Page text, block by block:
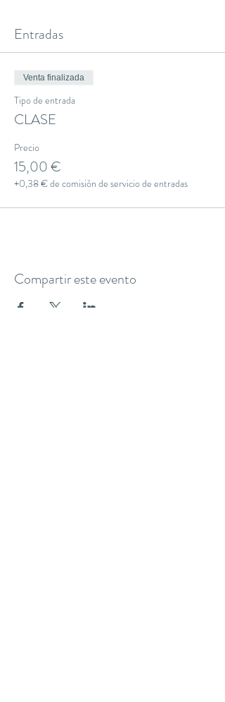
Entradas
Venta finalizada
Tipo de entrada
CLASE
Precio
15,00 €
+0,38 € de comisión de servicio de entradas
Compartir este evento